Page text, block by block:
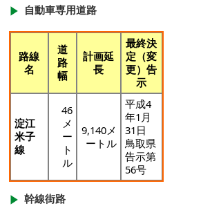
自動車専用道路
路線
名
道
路
幅
計画延
長
最終決
定（変
更）告
示
淀江
米子
線
46
メ
ー
ト
ル
9,140メ
ートル
平成4
年1月
31日
鳥取県
告示第
56号
幹線街路